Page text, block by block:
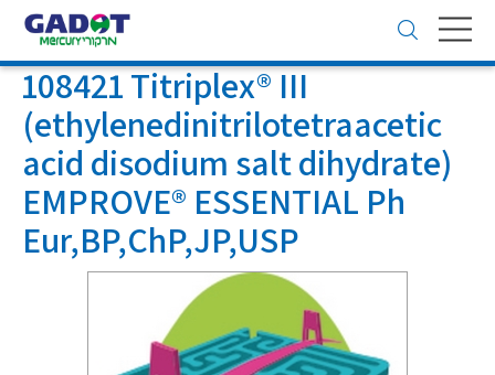
Toggle
navigation
108421 Titriplex® III
(ethylenedinitrilotetraacetic
acid disodium salt dihydrate)
EMPROVE® ESSENTIAL Ph
Eur,BP,ChP,JP,USP